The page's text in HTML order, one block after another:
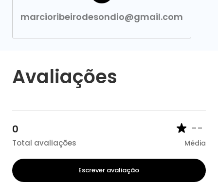
marcioribeirodesondio@gmail.com
Avaliações
0
Total avaliações
--
Média
Escrever avaliação